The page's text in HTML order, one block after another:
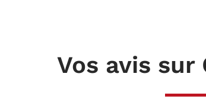
Vos avis sur